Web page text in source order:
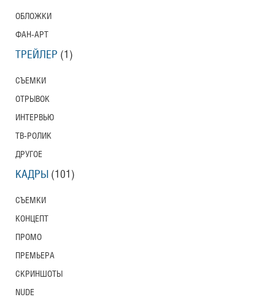
ОБЛОЖКИ
ФАН-АРТ
ТРЕЙЛЕР (1)
СЪЕМКИ
ОТРЫВОК
ИНТЕРВЬЮ
ТВ-РОЛИК
ДРУГОЕ
КАДРЫ (101)
СЪЕМКИ
КОНЦЕПТ
ПРОМО
ПРЕМЬЕРА
СКРИНШОТЫ
NUDE